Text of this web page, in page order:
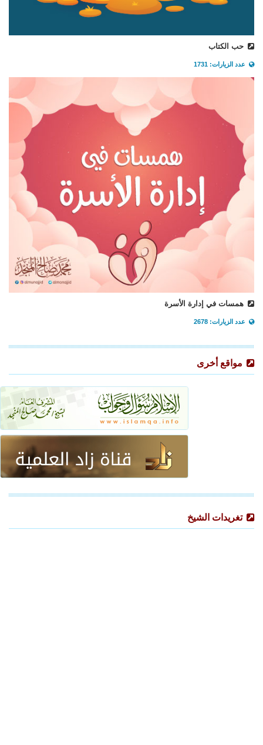
حب الكتاب
عدد الزيارات: 1731
همسات في إدارة الأسرة
عدد الزيارات: 2678
مواقع أخرى
تغريدات الشيخ